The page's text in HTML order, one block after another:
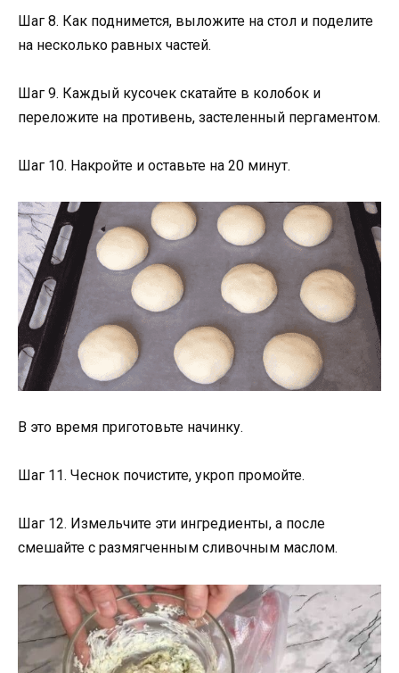
Шаг 8. Как поднимется, выложите на стол и поделите
на несколько равных частей.
Шаг 9. Каждый кусочек скатайте в колобок и
переложите на противень, застеленный пергаментом.
Шаг 10. Накройте и оставьте на 20 минут.
В это время приготовьте начинку.
Шаг 11. Чеснок почистите, укроп промойте.
Шаг 12. Измельчите эти ингредиенты, а после
смешайте с размягченным сливочным маслом.